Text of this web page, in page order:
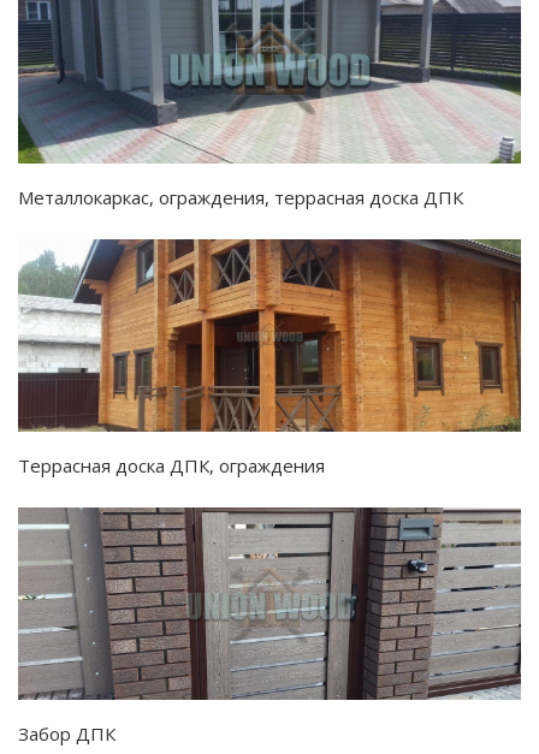
Металлокаркас, ограждения, террасная доска ДПК
Террасная доска ДПК, ограждения
Забор ДПК